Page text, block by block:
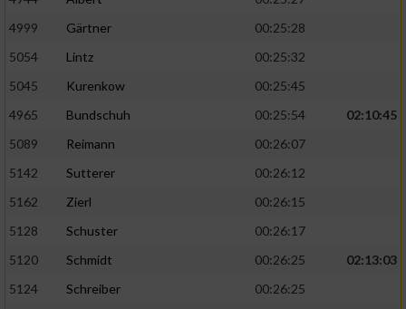
4999
Gärtner
00:25:28
5054
Lintz
00:25:32
5045
Kurenkow
00:25:45
4965
Bundschuh 00:25:54
02:10:45
5089
Reimann
00:26:07
5142
Sutterer
00:26:12
5162
Zierl
00:26:15
5128
Schuster
00:26:17
5120
Schmidt 00:26:25
02:13:03
5124
Schreiber
00:26:25